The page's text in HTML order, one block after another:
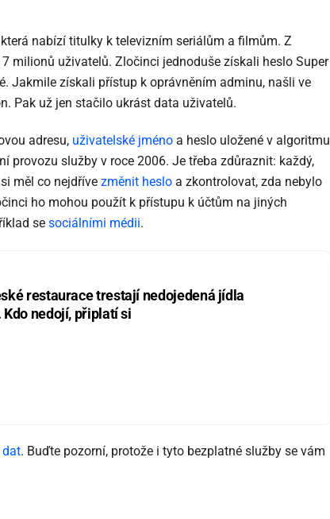
nabízí titulky k televizním seriálům a filmům. Z
milionů uživatelů. Zločinci jednoduše získali heslo Super
Jakmile získali přístup k oprávněním adminu, našli ve
Pak už jen stačilo ukrást data uživatelů.
adresu, uživatelské jméno a heslo uložené v algoritmu
provozu služby v roce 2006. Je třeba zdůraznit: každý,
měl co nejdříve změnit heslo a zkontrolovat, zda nebylo
ho mohou použít k přístupu k účtům na jiných
se sociálními médii.
restaurace trestají nedojedená jídla
nedojí, připlatí si
dat. Buďte pozorní, protože i tyto bezplatné služby se vám